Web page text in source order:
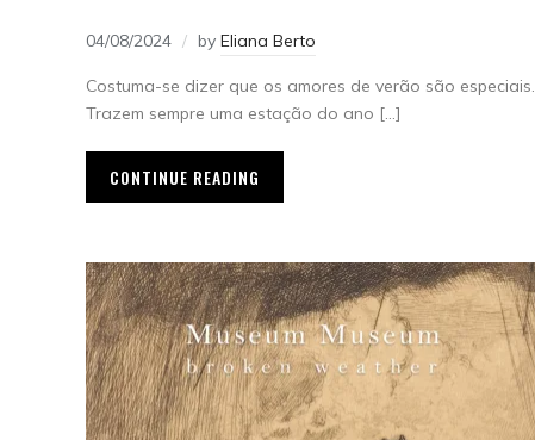
04/08/2024 by Eliana Berto
Costuma-se dizer que os amores de verão são especiais.
Trazem sempre uma estação do ano […]
CONTINUE READING